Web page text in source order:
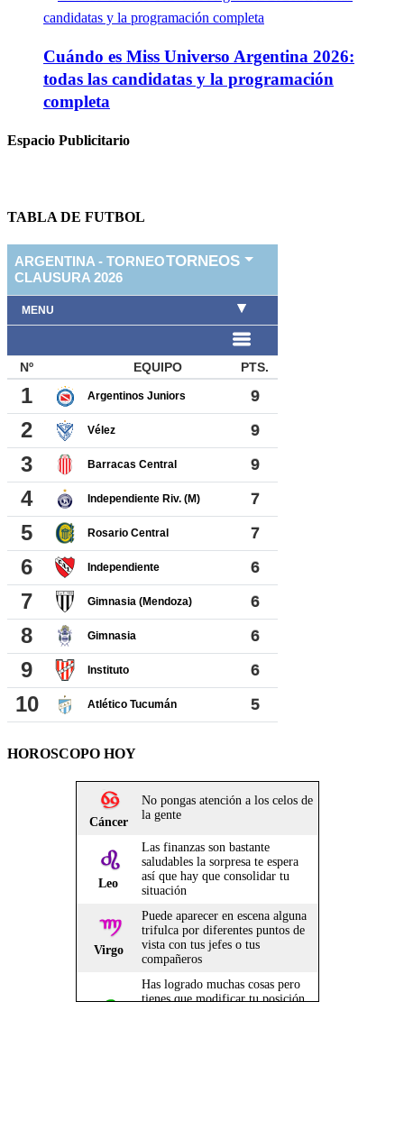
Cuándo es Miss Universo Argentina 2026:
todas las candidatas y la programación
completa
Espacio Publicitario
TABLA DE FUTBOL
HOROSCOPO HOY